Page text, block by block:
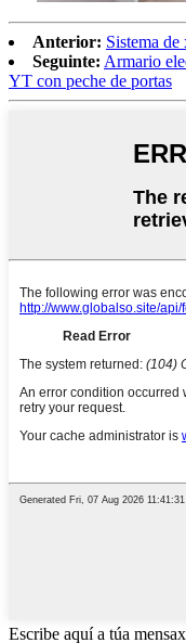
Anterior: Sistema
Seguinte: Armario
YT con peche de portas
Escribe aquí a túa